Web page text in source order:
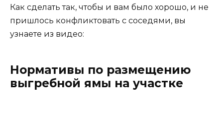
Как сделать так, чтобы и вам было хорошо, и не
пришлось конфликтовать с соседями, вы
узнаете из видео:
Нормативы по размещению
выгребной ямы на участке